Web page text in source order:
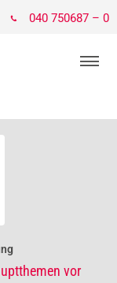
040 750687 – 0
vor